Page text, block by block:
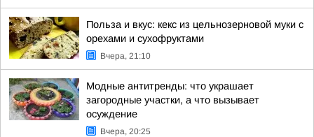
Польза и вкус: кекс из цельнозерновой муки с
орехами и сухофруктами
Вчера, 21:10
Модные антитренды: что украшает
загородные участки, а что вызывает
осуждение
Вчера, 20:25